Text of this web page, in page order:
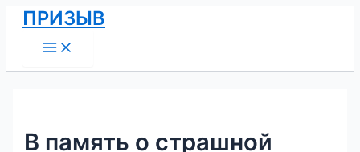
Перейти
содержимому
ПРИЗЫВ
Menu
В память о страшной
Навигация
по
записям